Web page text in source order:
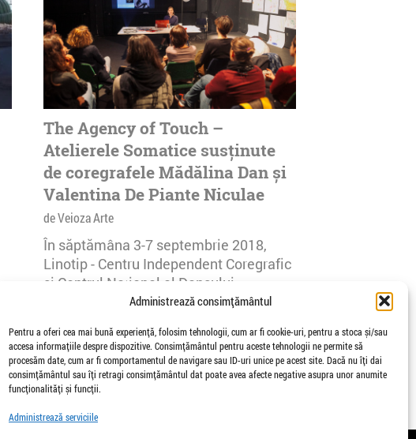
Administrează consimțământul
Pentru a oferi cea mai bună experiență, folosim tehnologii, cum ar fi cookie-uri, pentru a stoca și/sau
accesa informațiile despre dispozitive. Consimțământul pentru aceste tehnologii ne permite să
procesăm date, cum ar fi comportamentul de navigare sau ID-uri unice pe acest site. Dacă nu îți dai
consimțământul sau îți retragi consimțământul dat poate avea afecte negative asupra unor anumite
funcționalități și funcții.
Administrează serviciile
The Agency of Touch –
Atelierele Somatice susținute
de coregrafele Mădălina Dan și
Valentina De Piante Niculae
de Veioza Arte
În săptămâna 3-7 septembrie 2018,
Linotip - Centru Independent Coregrafic
și Centrul Național al Dansului
26 afisari | 0 comentarii